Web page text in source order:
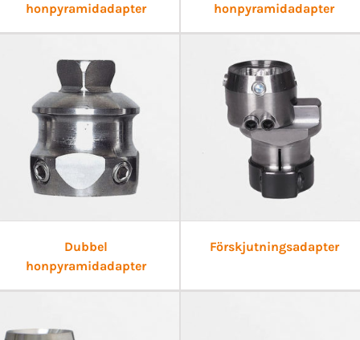
honpyramidadapter
honpyramidadapter
Dubbel
honpyramidadapter
Förskjutningsadapter